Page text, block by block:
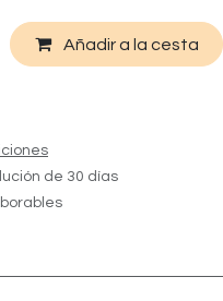
Añadir a la cesta
de 30 días